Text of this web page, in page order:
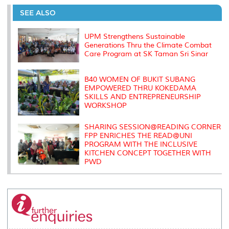
e
b
o
o
k
t
r
e
I
l
L
n
P
e
s
t
SEE ALSO
UPM Strengthens Sustainable
Generations Thru the Climate Combat
Care Program at SK Taman Sri Sinar
B40 WOMEN OF BUKIT SUBANG
EMPOWERED THRU KOKEDAMA
SKILLS AND ENTREPRENEURSHIP
WORKSHOP
SHARING SESSION@READING CORNER
FPP ENRICHES THE READ@UNI
PROGRAM WITH THE INCLUSIVE
KITCHEN CONCEPT TOGETHER WITH
PWD